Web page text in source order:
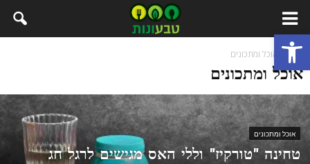
פתח סרגל נגישות
בית אוכל ומתכונים
אוכל ומתכונים
אוכל ומתכונים
טחינה "טורקיז" וללי האס מגישים לרגל חג